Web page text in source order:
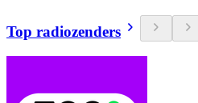
Top radiozenders